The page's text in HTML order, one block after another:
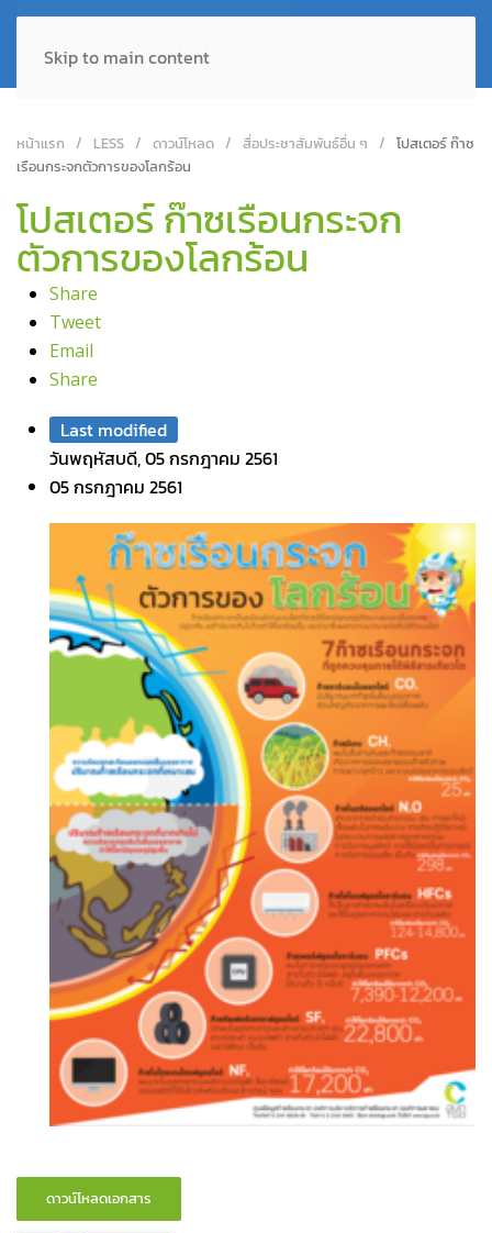
Skip to main content
หน้าแรก LESS ดาวน์โหลด สื่อประชาสัมพันธ์อื่น ๆ
โปสเตอร์ ก๊าซ
เรือนกระจกตัวการของโลกร้อน
โปสเตอร์ ก๊าซเรือนกระจก
ตัวการของโลกร้อน
Share
Tweet
Email
Share
Last modified
วันพฤหัสบดี, 05 กรกฎาคม 2561
05 กรกฎาคม 2561